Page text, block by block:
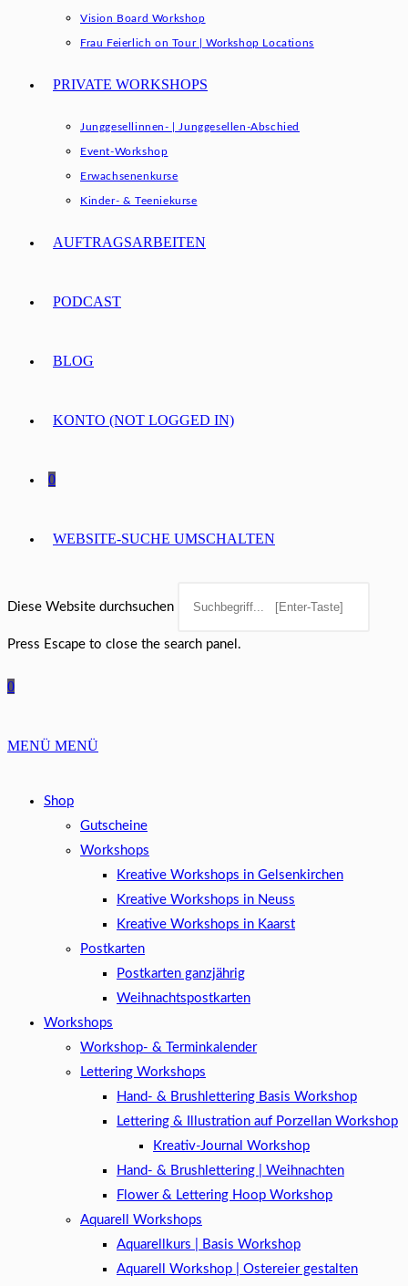
Vision Board Workshop
Frau Feierlich on Tour | Workshop Locations
PRIVATE WORKSHOPS
Junggesellinnen- | Junggesellen-Abschied
Event-Workshop
Erwachsenenkurse
Kinder- & Teeniekurse
AUFTRAGSARBEITEN
PODCAST
BLOG
KONTO (NOT LOGGED IN)
0
WEBSITE-SUCHE UMSCHALTEN
Diese Website durchsuchen
Press Escape to close the search panel.
0
MENÜ MENÜ
Shop
Gutscheine
Workshops
Kreative Workshops in Gelsenkirchen
Kreative Workshops in Neuss
Kreative Workshops in Kaarst
Postkarten
Postkarten ganzjährig
Weihnachtspostkarten
Workshops
Workshop- & Terminkalender
Lettering Workshops
Hand- & Brushlettering Basis Workshop
Lettering & Illustration auf Porzellan Workshop
Kreativ-Journal Workshop
Hand- & Brushlettering | Weihnachten
Flower & Lettering Hoop Workshop
Aquarell Workshops
Aquarellkurs | Basis Workshop
Aquarell Workshop | Ostereier gestalten